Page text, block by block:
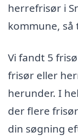
herrefrisør i
kommune,
Vi fandt 5
frisør eller
herunder. I
der flere
din søgning